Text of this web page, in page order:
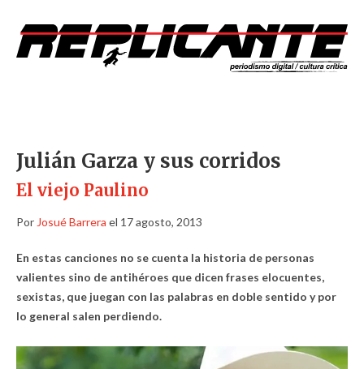
Julián Garza y sus corridos
El viejo Paulino
Por Josué Barrera el 17 agosto, 2013
En estas canciones no se cuenta la historia de personas
valientes sino de antihéroes que dicen frases elocuentes,
sexistas, que juegan con las palabras en doble sentido y por
lo general salen perdiendo.